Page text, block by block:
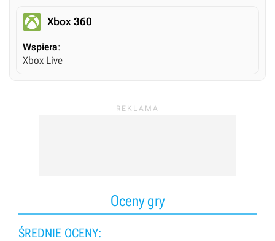
Xbox 360
Wspiera:
Xbox Live
Oceny gry
ŚREDNIE OCENY: